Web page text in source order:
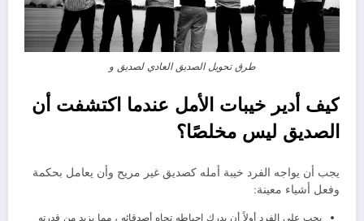
طرق تحويل الصديق العادي لصديق و
كيف أدير خيبات الأمل عندما اكتشفت أن
الصديق ليس مخلصًا؟
يجب أن يواجه الفرد خيبة أمله كصديق غير مريح وأن يعامل بحكمة
وفعل أشياء معينة:
يجب على الفرد أولاً أن يدرك إحباطه تجاه أصدقائه ، مما يزيد من قدرته